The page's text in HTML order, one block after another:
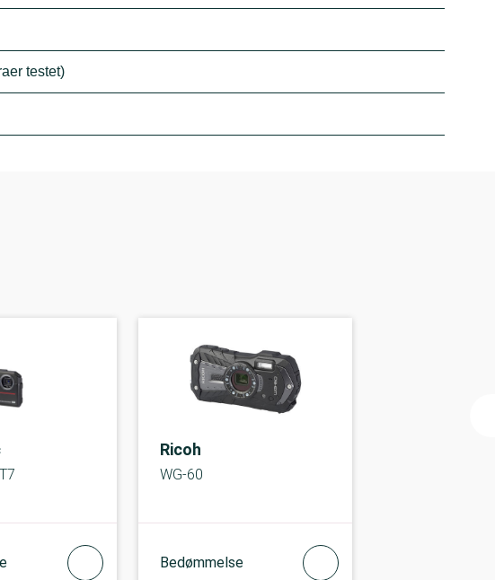
testet)
Ricoh
WG-60
Bedømmelse